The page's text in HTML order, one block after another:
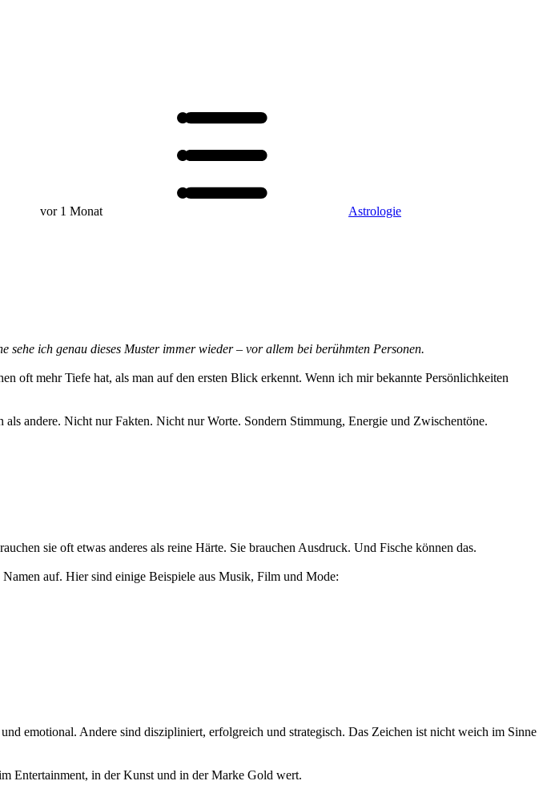
vor 1 Monat Astrologie
sehe ich genau dieses Muster immer wieder – vor allem bei berühmten Personen.
oft mehr Tiefe hat, als man auf den ersten Blick erkennt. Wenn ich mir bekannte Persönlichkeiten
andere. Nicht nur Fakten. Nicht nur Worte. Sondern Stimmung, Energie und Zwischentöne.
sie oft etwas anderes als reine Härte. Sie brauchen Ausdruck. Und Fische können das.
auf. Hier sind einige Beispiele aus Musik, Film und Mode:
emotional. Andere sind diszipliniert, erfolgreich und strategisch. Das Zeichen ist nicht weich im Sinne
Entertainment, in der Kunst und in der Marke Gold wert.